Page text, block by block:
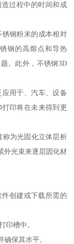
过程中的时间和成
钢粉末的成本相对
钢的高熔点和导热
。此外，不锈钢3D
用于、汽车、设备
印将在未来得到更
称为光固化立体层析
外光束来逐层固化材
创建或下载所需的
印槽中。
保其水平。